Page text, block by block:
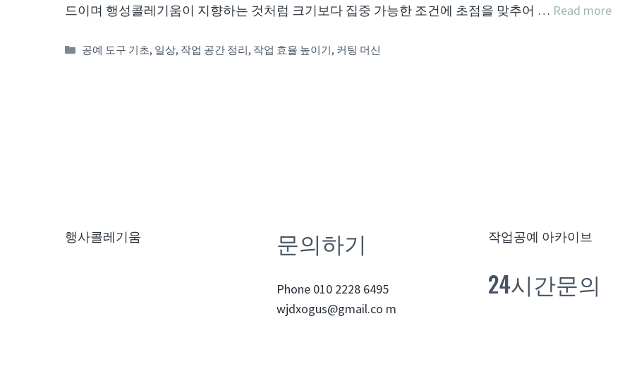
드이며 행성콜레기움이 지향하는 것처럼 크기보다 집중 가능한 조건에 초점을 맞추어 … Read more
Categories
공예 도구 기초, 일상, 작업 공간 정리, 작업 효율 높이기, 커팅 머신
행사콜레기움 문의하기
Phone 010 2228 6495
wjdxogus@gmail.co m
작업공예 아카이브
24시간문의